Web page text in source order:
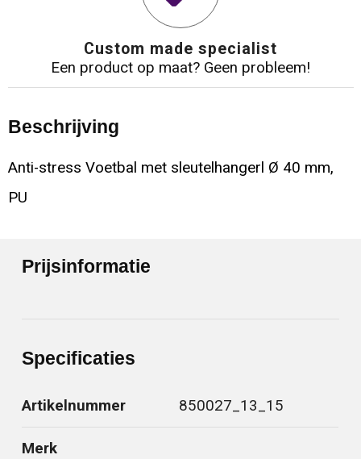
Custom made specialist
Een product op maat? Geen probleem!
Beschrijving
Anti-stress Voetbal met sleutelhangerl Ø 40 mm,
PU
Prijsinformatie
Specificaties
Artikelnummer 850027_13_15
Merk